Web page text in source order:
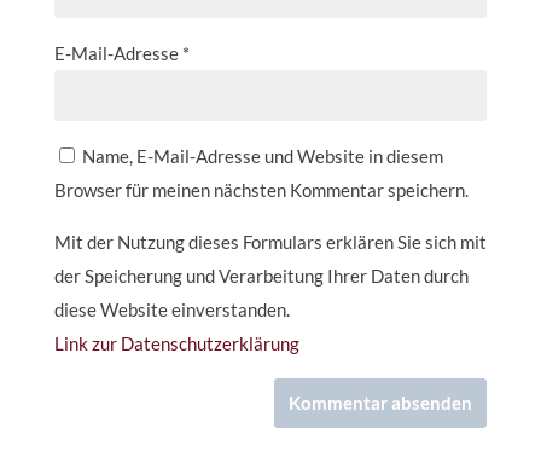
E-Mail-Adresse *
Name, E-Mail-Adresse und Website in diesem
Browser für meinen nächsten Kommentar speichern.
Mit der Nutzung dieses Formulars erklären Sie sich mit
der Speicherung und Verarbeitung Ihrer Daten durch
diese Website einverstanden.
Link zur Datenschutzerklärung